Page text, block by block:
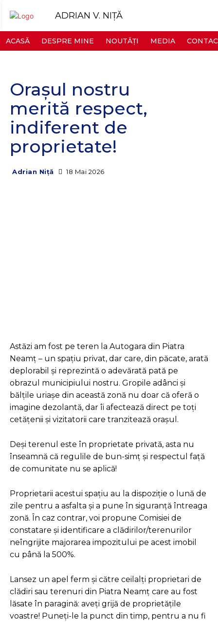
ADRIAN V. NIȚĂ
ACASĂ DESPRE MINE NOUTĂȚI MEDIA
Orașul nostru
merită respect,
indiferent de
proprietate!
Adrian Niță 18 Mai 2026
Astăzi am fost pe teren la Autogara din Piatra
Neamț – un spațiu privat, dar care, din păcate, arată
deplorabil și reprezintă o adevărată pată pe
obrazul municipiului nostru. Gropile adânci și
bălțile uriașe din această zonă nu doar că oferă o
imagine dezolantă, dar îi afectează direct pe toți
cetățenii și vizitatorii care tranzitează orașul.
Deși terenul este în proprietate privată, asta nu
înseamnă că regulile de bun-simț și respectul față
de comunitate nu se aplică!
Proprietarii acestui spațiu au la dispoziție o lună de
zile pentru a asfalta și a pune în siguranță întreaga
zonă. În caz contrar, voi propune Comisiei de
constatare și identificare a clădirilor/terenurilor
neîngrijite majorarea impozitului pe acest imobil
cu până la 500%.
Lansez un apel ferm și către ceilalți proprietari de
clădiri sau terenuri din Piatra Neamț care au fost
lăsate în paragină: aveți grijă de proprietățile
voastre! Puneți-le la punct din timp, pentru a nu fi